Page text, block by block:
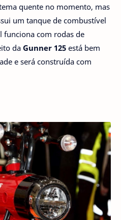
quente no momento, mas
um tanque de combustível
com rodas de
da Gunner 125 está bem
e será construída com